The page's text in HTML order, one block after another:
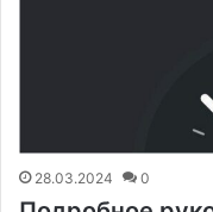
28.03.2024 0